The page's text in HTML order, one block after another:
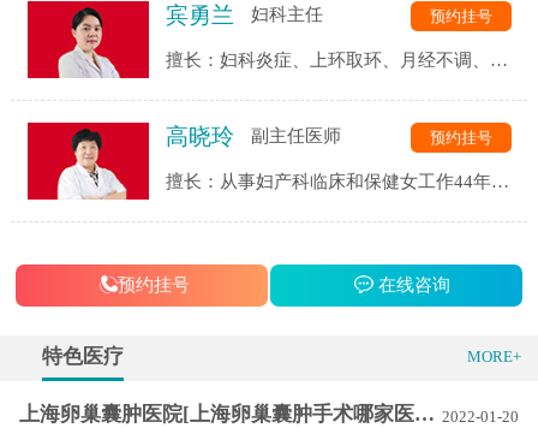
验和独到见解。
宾勇兰 妇科主任
擅长：妇科炎症、上环取环、月经不调、非
到见解。
预约挂号
高晓玲 副主任医师
擅长：从事妇产科临床和保健女工作44年
不同年龄的女性朋友排除心理障碍。具有丰
富的治疗更年期和孕产期妇女焦虑抑郁症的
预约挂号
预约挂号 在线咨询
特色医疗 MORE+
2022-01-20
上海卵巢囊肿医院[上海卵巢囊肿手术哪家医院好]口碑树立业内典范